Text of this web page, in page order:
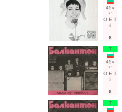
45○
7"
О Е Т
4
8
Т
45○
7"
О Е Т
3
6
Т